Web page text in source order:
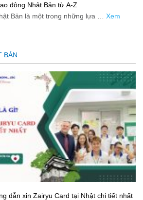
động Nhật Bản từ A-Z
Bản là một trong những lựa … Xem
BẢN
dẫn xin Zairyu Card tại Nhật chi tiết nhất